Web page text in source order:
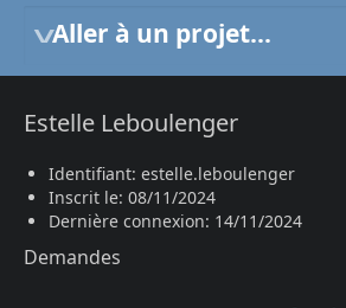
Aller à un projet...
Estelle Leboulenger
Identifiant: estelle.leboulenger
Inscrit le: 08/11/2024
Dernière connexion: 14/11/2024
Demandes